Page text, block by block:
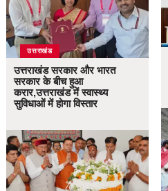
उत्तराखंड
उत्तराखंड सरकार और भारत
सरकार के बीच हुआ
करार,उत्तराखंड में स्वास्थ्य
सुविधाओं में होगा विस्तार